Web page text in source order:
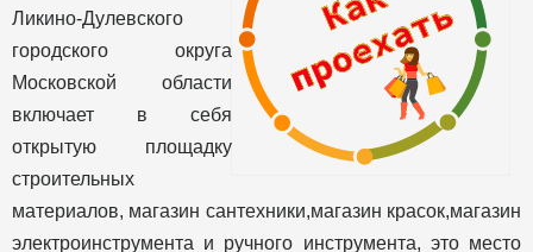
Ликино-Дулевского
городского округа
Московской области
включает в себя
открытую площадку
строительных
материалов, магазин сантехники,магазин красок,магазин
электроинструмента и ручного инструмента, это место